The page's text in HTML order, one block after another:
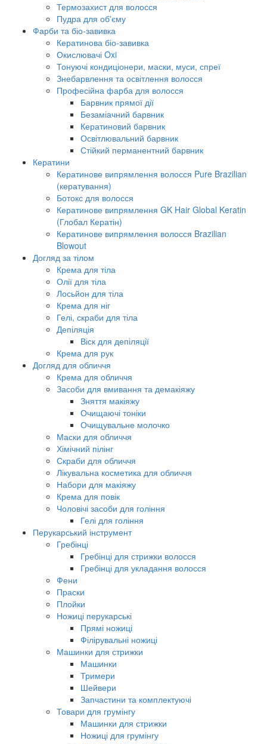
Термозахист для волосся
Пудра для об'єму
Фарби та біо-завивка
Кератинова біо-завивка
Окислювачі Oxi
Тонуючі кондиціонери, маски, муси, спреї
Знебарвлення та освітлення волосся
Професійна фарба для волосся
Барвник прямої дії
Безаміачний барвник
Кератиновий барвник
Освітлювальний барвник
Стійкий перманентний барвник
Кератини
Кератинове випрямлення волосся Pure Brazilian
(кератування)
Ботокс для волосся
Кератинове випрямлення GK Hair Global Keratin
(Глобал Кератін)
Кератинове випрямлення волосся Brazilian
Blowout
Догляд за тілом
Крема для тіла
Олії для тіла
Лосьйон для тіла
Крема для ніг
Гелі, скраби для тіла
Депіляція
Віск для депіляції
Крема для рук
Догляд для обличчя
Крема для обличчя
Засоби для вмивання та демакіяжу
Зняття макіяжу
Очищаючі тоніки
Очищувальне молочко
Маски для обличчя
Хімічний пілінг
Скраби для обличчя
Лікувальна косметика для обличчя
Набори для макіяжу
Крема для повік
Чоловічі засоби для гоління
Гелі для гоління
Перукарський інструмент
Гребінці
Гребінці для стрижки волосся
Гребінці для укладання волосся
Фени
Праски
Плойки
Ножиці перукарські
Прямі ножиці
Філірувальні ножиці
Машинки для стрижки
Машинки
Тримери
Шейвери
Запчастини та комплектуючі
Товари для грумінгу
Машинки для стрижки
Ножиці для грумінгу